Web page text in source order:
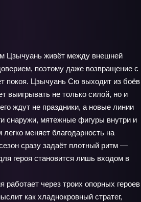
Цзычуань живёт между внешней
поэтому даже возвращение с
покоя. Цзычуань Сю выходит из боёв
выигрывать не только силой, но и
ждут не праздники, а новые линии
снаружи, мятежные фигуры внутри и
меняет благодарность на
сразу задаёт плотный ритм —
героя становится лишь входом в
работает через троих опорных героев
как хладнокровный стратег,